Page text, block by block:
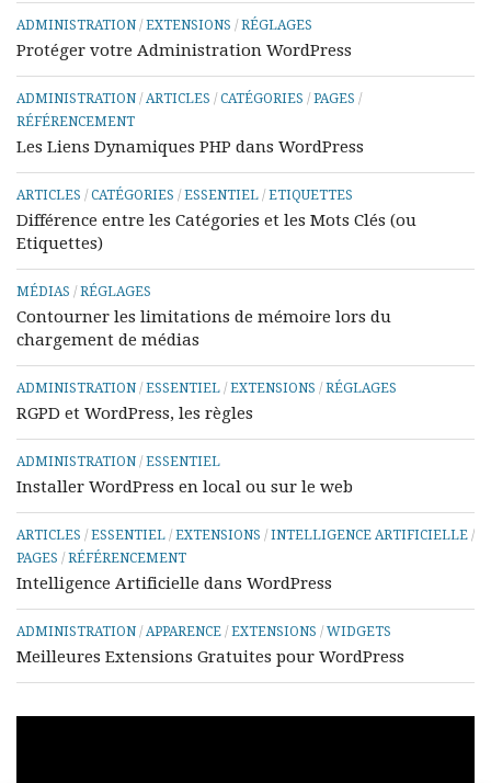
ADMINISTRATION / EXTENSIONS / RÉGLAGES
Protéger votre Administration WordPress
ADMINISTRATION / ARTICLES / CATÉGORIES / PAGES /
RÉFÉRENCEMENT
Les Liens Dynamiques PHP dans WordPress
ARTICLES / CATÉGORIES / ESSENTIEL / ETIQUETTES
Différence entre les Catégories et les Mots Clés (ou
Etiquettes)
MÉDIAS / RÉGLAGES
Contourner les limitations de mémoire lors du
chargement de médias
ADMINISTRATION / ESSENTIEL / EXTENSIONS / RÉGLAGES
RGPD et WordPress, les règles
ADMINISTRATION / ESSENTIEL
Installer WordPress en local ou sur le web
ARTICLES / ESSENTIEL / EXTENSIONS / INTELLIGENCE ARTIFICIELLE /
PAGES / RÉFÉRENCEMENT
Intelligence Artificielle dans WordPress
ADMINISTRATION / APPARENCE / EXTENSIONS / WIDGETS
Meilleures Extensions Gratuites pour WordPress